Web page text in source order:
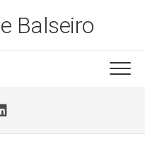
Balseiro